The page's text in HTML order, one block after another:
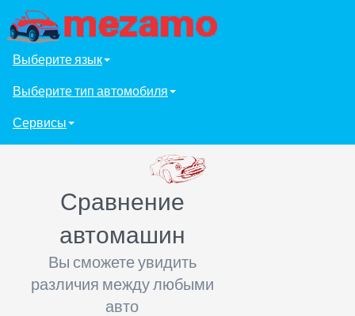
Выберите язык
Выберите тип автомобиля
Сервисы
Сравнение
автомашин
Вы сможете увидить
различия между любыми
авто